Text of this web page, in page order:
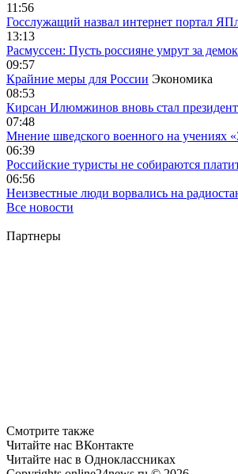
11:56
Госслужащий назвал интернет портал
13:13
Расмуссен: Пусть россияне умрут за
09:57
Крайние меры для России Экономика
08:53
Кирсан Илюмжинов вновь стал
07:48
Мнение шведского военного на учениях
06:39
Российские туристы не собираются
06:56
Неизвестные люди ворвались на
Все новости
Партнеры
Смотрите также
Читайте нас ВКонтакте
Читайте нас в Одноклассниках